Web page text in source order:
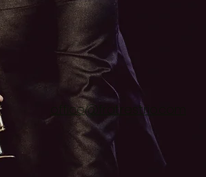
office@fratrestrio.com